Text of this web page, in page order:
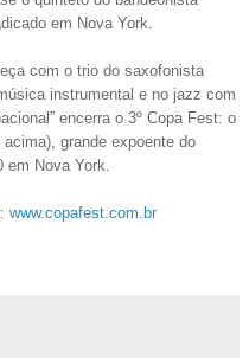
em Nova York.
com o trio do saxofonista
instrumental e no jazz com
encerra o 3º Copa Fest: o
acima), grande expoente do
Nova York.
www.copafest.com.br